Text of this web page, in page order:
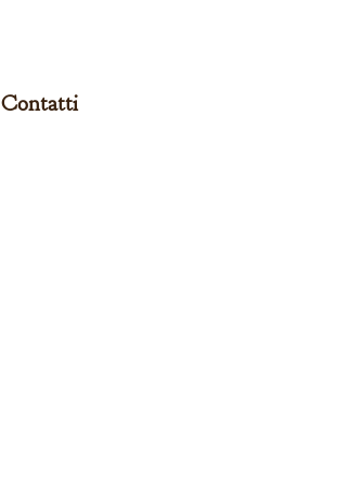
Contatti